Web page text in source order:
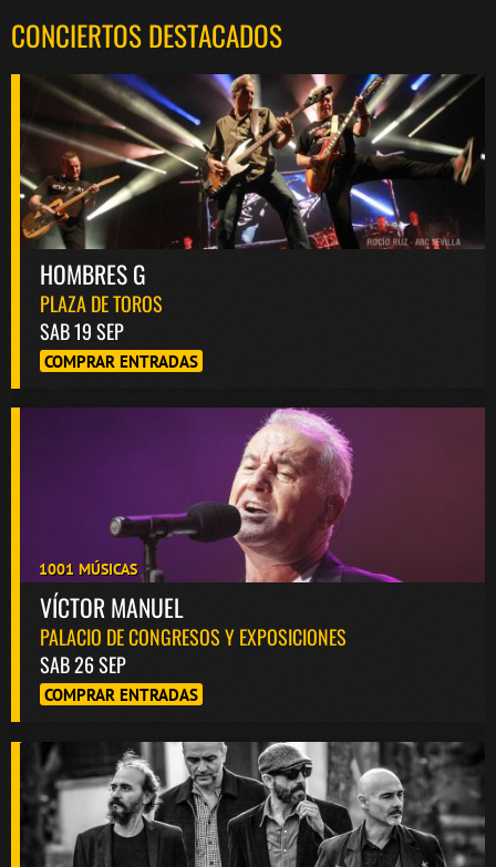
CONCIERTOS DESTACADOS
HOMBRES G
PLAZA DE TOROS
SAB 19 SEP
COMPRAR ENTRADAS
1001 MÚSICAS
VÍCTOR MANUEL
PALACIO DE CONGRESOS Y EXPOSICIONES
SAB 26 SEP
COMPRAR ENTRADAS